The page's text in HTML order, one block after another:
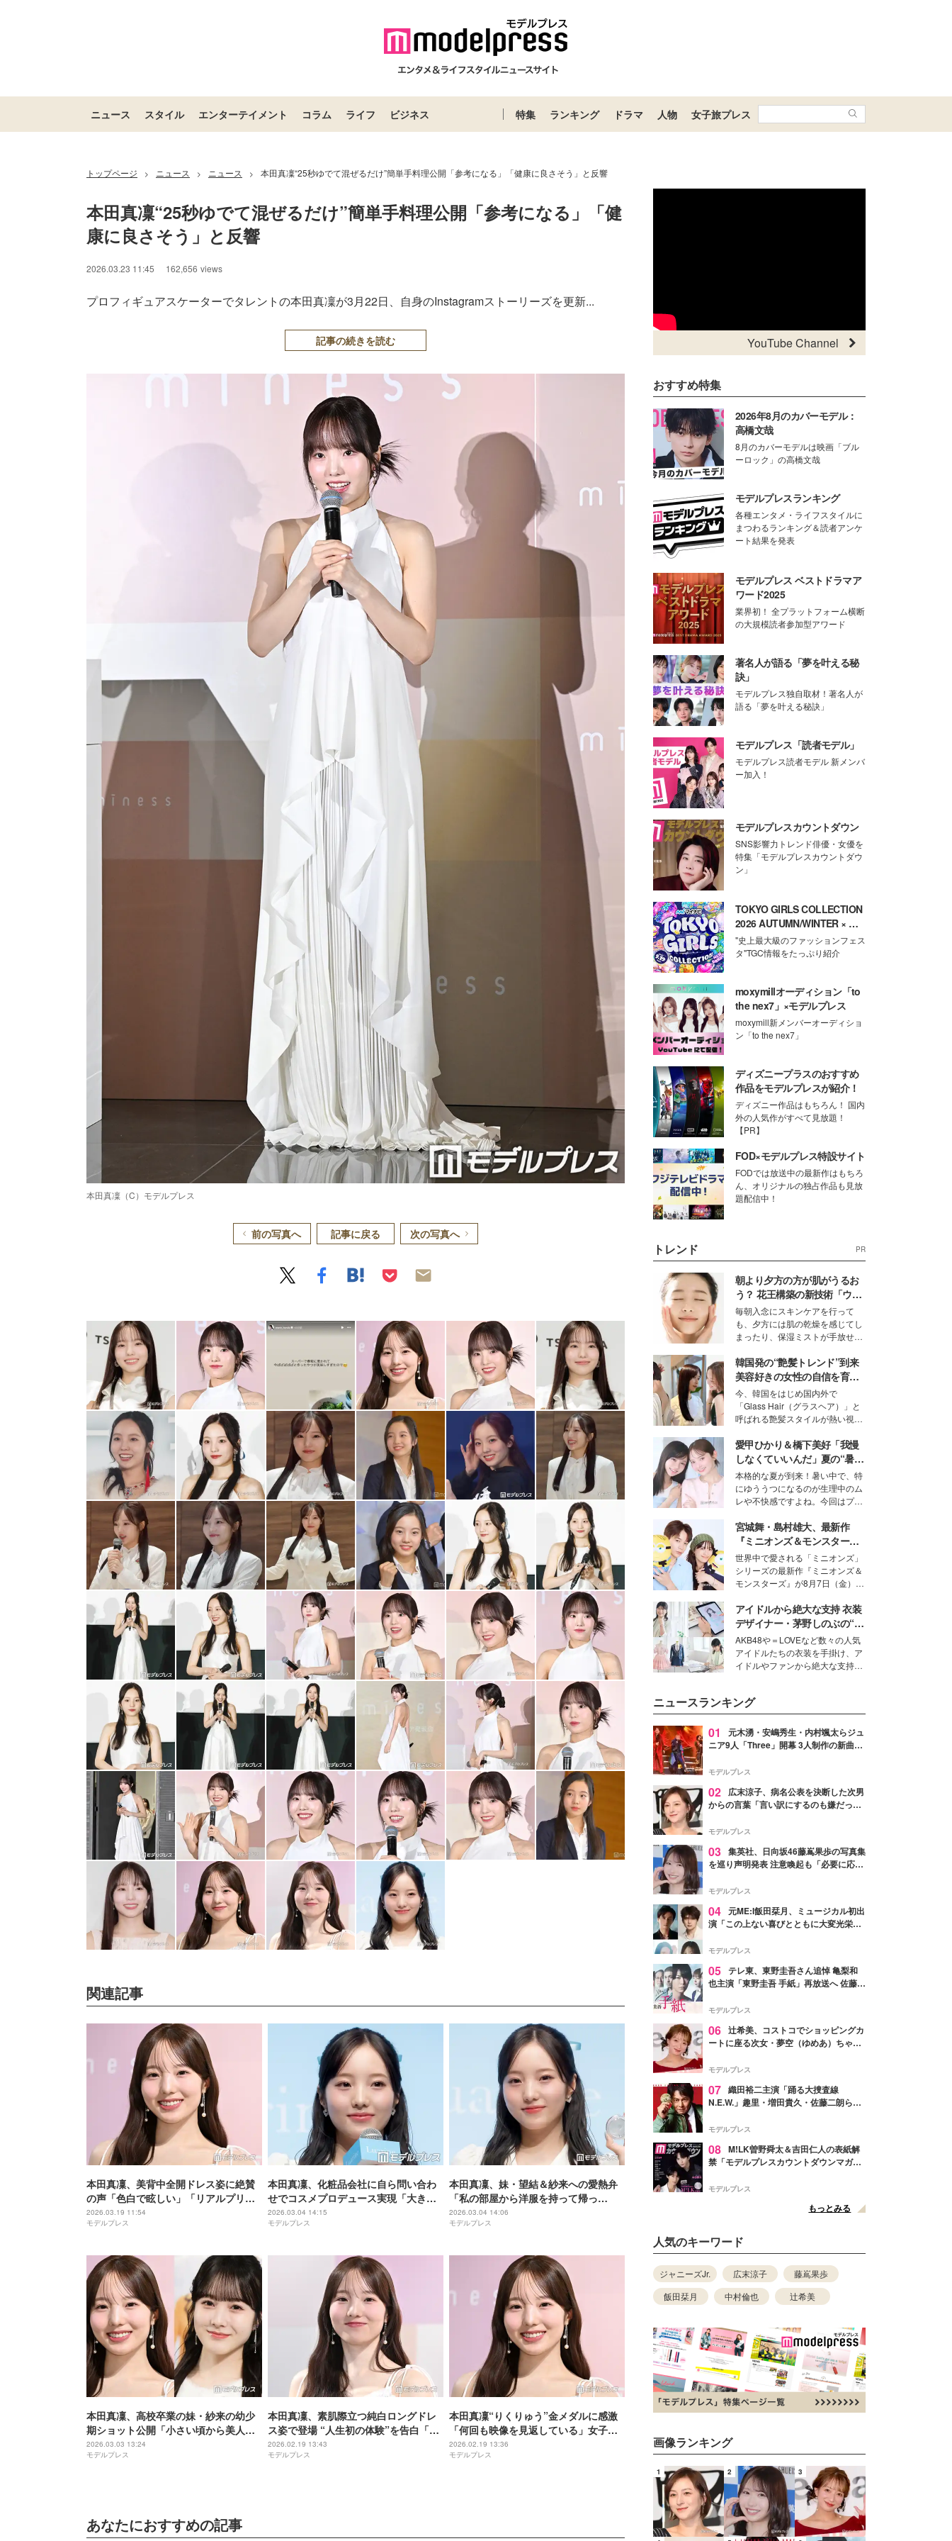
ニュース スタイル エンターテイメント コラム ライフ ビジネス 特集 ランキング ドラマ 人物 女子旅プレス
トップページ > ニュース > ニュース > 本田真凜“25秒ゆでて混ぜるだけ”簡単手料理公開「参考になる」「健康に良さそう」と反響
本田真凜“25秒ゆでて混ぜるだけ”簡単手料理公開「参考になる」「健
康に良さそう」と反響
2026.03.23 11:45 162,656 views
プロフィギュアスケーターでタレントの本田真凜が3月22日、自身のInstagramストーリーズを更新...
記事の続きを読む
本田真凜（C）モデルプレス
前の写真へ 記事に戻る 次の写真へ
関連記事
本田真凜、美背中全開ドレス姿に絶賛
の声「色白で眩しい」「リアルプリン
セス」
2026.03.19 11:54
モデルプレス
本田真凜、化粧品会社に自ら問い合わ
せでコスメプロデュース実現「大きな
夢がひとつ叶った」「行動してよかっ
た」
2026.03.04 14:15
モデルプレス
本田真凜、妹・望結＆紗来への愛熱弁
「私の部屋から洋服を持って帰っ
て…」日常エピソードも明らかに
2026.03.04 14:06
モデルプレス
本田真凜、高校卒業の妹・紗来の幼少
期ショット公開「小さい頃から美人さ
ん」「エピソードまで可愛すぎる」の
声
2026.03.03 13:24
モデルプレス
本田真凜、素肌際立つ純白ロングドレ
ス姿で登場 “人生初の体験”を告白「禁
止事項の1つだった」
2026.02.19 13:43
モデルプレス
本田真凜“りくりゅう”金メダルに感激
「何回も映像を見返している」女子フ
ィギュアには期待寄せる
2026.02.19 13:36
モデルプレス
あなたにおすすめの記事
YouTube Channel
おすすめ特集
2026年8月のカバーモデル：
高橋文哉
8月のカバーモデルは映画「ブル
ーロック」の高橋文哉
モデルプレスランキング
各種エンタメ・ライフスタイルに
まつわるランキング＆読者アンケ
ート結果を発表
モデルプレス ベストドラマア
ワード2025
業界初！ 全プラットフォーム横断
の大規模読者参加型アワード
著名人が語る「夢を叶える秘
訣」
モデルプレス独自取材！著名人が
語る「夢を叶える秘訣」
モデルプレス「読者モデル」
モデルプレス読者モデル 新メンバ
ー加入！
モデルプレスカウントダウン
SNS影響力トレンド俳優・女優を
特集「モデルプレスカウントダウ
ン」
TOKYO GIRLS COLLECTION
2026 AUTUMN/WINTER × モ
デルプレス
"史上最大級のファッションフェス
タ"TGC情報をたっぷり紹介
moxymillオーディション「to
the nex7」×モデルプレス
moxymill新メンバーオーディショ
ン「to the nex7」
ディズニープラスのおすすめ
作品をモデルプレスが紹介！
ディズニー作品はもちろん！ 国内
外の人気作がすべて見放題！
【PR】
FOD×モデルプレス特設サイト
FODでは放送中の最新作はもちろ
ん、オリジナルの独占作品も見放
題配信中！
トレンド PR
朝より夕方の方が肌がうるお
う？ 花王構築の新技術「ウォ
ーターキャプチャリングスキ
ン（捕水肌）」がスキンケア
の常識を変える予感
毎朝入念にスキンケアを行って
も、夕方には肌の乾燥を感じてし
まったり、保湿ミストが手放せな
な美容の常識を大きく変える可能
性を秘めた、革新的な「Water
Capturing Skin（ウォーターキャ
プチャリングスキン：捕水肌）」
技術を、花王が構築した。
韓国発の“艶髪トレンド”到来
美容好きの女性の自信を育む
「ヘアケア事情」って？
今、韓国をはじめ国内外で
「Glass Hair（グラスヘア）」と
呼ばれる艶髪スタイルが熱い視線
ションの完成度を高めるベースと
して、“髪そのものの美しさ”に改
めて注目する人が増えている様
子。今回は、そんな憧れの艶やか
な髪を日常で叶える、美容好きの
女性たちのヘアケア事情を紹介し
ます。
愛甲ひかり＆橋下美好「我慢
しなくていいんだ」夏の“暑さ
対策”の新しい選択肢とは？
本格的な夏が到来！暑い中で、特
にゆううつになるのが生理中のム
レや不快感ですよね。今回はプラ
モデル・愛甲ひかりさんと橋下美
好さんを迎えて本音で女子会トー
ク。猛暑のお出かけを快適に過ご
すヒントや、2人が感動した夏の
生理の新常識にも迫りました。
宮城舞・島村雄大、最新作
『ミニオンズ＆モンスター
ズ』の魅力熱弁 ハチャメチャ
だけじゃない“友情と絆”に感
動
世界中で愛される「ミニオンズ」
シリーズの最新作『ミニオンズ＆
モンスターズ』が8月7日（金）に
ニオン好き”という共通点を持つモ
デルの宮城舞と島村雄大の特別対
談をお届け！それぞれの視点か
ら、今作ならではの魅力や予想外
の感動をもたらす奥深いストーリ
ーについて熱く語り合ってもらっ
アイドルから絶大な支持 衣装
デザイナー・茅野しのぶの“可
愛い”を作る美学＜「シチズン
クロスシー」インタビュー＞
AKB48や＝LOVEなど数々の人気
アイドルたちの衣装を手掛け、ア
イドルやファンから絶大な支持を
ター・茅野しのぶ。一人ひとりの
個性に寄り添い、魅力を引き出す
衣装作りは、多くの女性たちに勇
気と自信を与え続けている。
ニュースランキング
01
元木湧・安嶋秀生・内村颯太らジュ
ニア9人「Three」開幕 3人制作の新曲＆
進んで夢を掴みたい」【ゲネプロレポ】
モデルプレス
02
広末涼子、病名公表を決断した次男
からの言葉「言い訳にするのも嫌だっ
モデルプレス
03 集英社、日向坂46藤嶌果歩の写真集
を巡り声明発表 注意喚起も「必要に応じ
モデルプレス
04 元ME:I飯田栞月、ミュージカル初出
演「この上ない喜びとともに大変光栄」
ャスト発表
モデルプレス
05 テレ東、東野圭吾さん追悼 亀梨和
也主演「東野圭吾 手紙」再放送へ 佐藤隆
モデルプレス
06 辻希美、コストコでショッピングカ
ートに座る次女・夢空（ゆめあ）ちゃん
ぎ」「成長を感じる」の声
モデルプレス
07 織田裕二主演「踊る大捜査線
N.E.W.」趣里・増田貴久・佐藤二朗ら新
徴する“謎のキーワード”も
モデルプレス
08 M!LK曽野舜太＆吉田仁人の表紙解
禁「モデルプレスカウントダウンマガジ
モデルプレス
もっとみる
人気のキーワード
ジャニーズJr. 広末涼子
藤嶌果歩
飯田栞月
中村倫也 辻希美
画像ランキング
1 2 3